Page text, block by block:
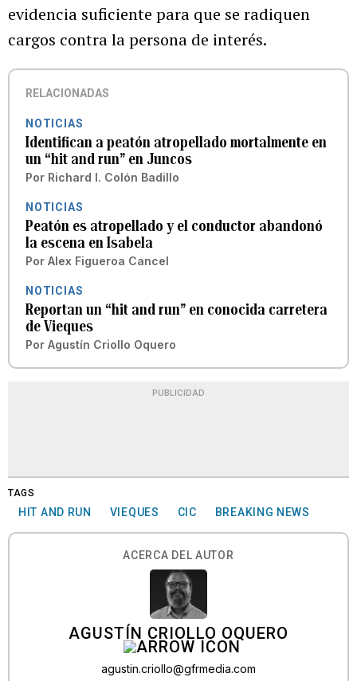
evidencia suficiente para que se radiquen
cargos contra la persona de interés.
RELACIONADAS
NOTICIAS
Identifican a peatón atropellado mortalmente en
un “hit and run” en Juncos
Por Richard I. Colón Badillo
NOTICIAS
Peatón es atropellado y el conductor abandonó
la escena en Isabela
Por Alex Figueroa Cancel
NOTICIAS
Reportan un “hit and run” en conocida carretera
de Vieques
Por Agustín Criollo Oquero
PUBLICIDAD
TAGS
HIT AND RUN VIEQUES CIC BREAKING NEWS
ACERCA DEL AUTOR
AGUSTÍN CRIOLLO OQUERO
agustin.criollo@gfrmedia.com